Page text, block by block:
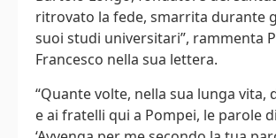
ritrovato la fede, smarrita durante
suoi studi universitari”, rammenta
Francesco nella sua lettera.
“Quante volte, nella sua lunga vita,
e ai fratelli qui a Pompei, le parole